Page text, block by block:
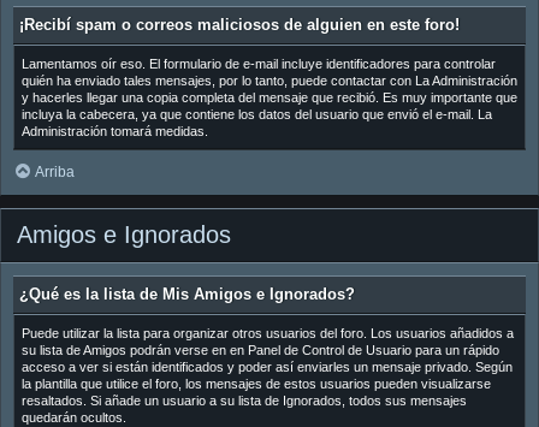
¡Recibí spam o correos maliciosos de alguien en este foro!
Lamentamos oír eso. El formulario de e-mail incluye identificadores para controlar
quién ha enviado tales mensajes, por lo tanto, puede contactar con La Administración
y hacerles llegar una copia completa del mensaje que recibió. Es muy importante que
incluya la cabecera, ya que contiene los datos del usuario que envió el e-mail. La
Administración tomará medidas.
Arriba
Amigos e Ignorados
¿Qué es la lista de Mis Amigos e Ignorados?
Puede utilizar la lista para organizar otros usuarios del foro. Los usuarios añadidos a
su lista de Amigos podrán verse en en Panel de Control de Usuario para un rápido
acceso a ver si están identificados y poder así enviarles un mensaje privado. Según
la plantilla que utilice el foro, los mensajes de estos usuarios pueden visualizarse
resaltados. Si añade un usuario a su lista de Ignorados, todos sus mensajes
quedarán ocultos.